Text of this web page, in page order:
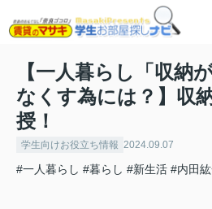
【一人暮らし「収納
なくす為には？】収
授！
学生向けお役立ち情報 2024.09.07
#一人暮らし #暮らし #新生活 #内田